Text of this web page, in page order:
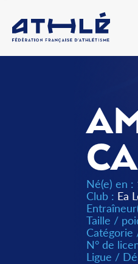
Né(e) en :
Club : Ea
Taille /
N° de
Ligue /